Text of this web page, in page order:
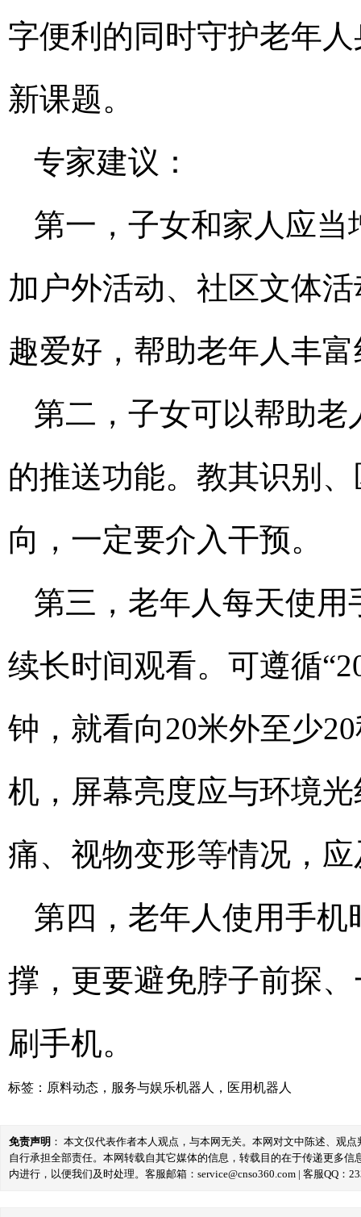
字便利的同时守护老年
新课题。
专家建议：
第一，子女和家人应
加户外活动、社区文体
趣爱好，帮助老年人丰
第二，子女可以帮助
的推送功能。教其识别
向，一定要介入干预。
第三，老年人每天使
续长时间观看。可遵循
钟，就看向20米外至少
机，屏幕亮度应与环境
痛、视物变形等情况，
第四，老年人使用手
撑，更要避免脖子前探
刷手机。
标签： 原料动态 ， 服务与娱乐机器人 ， 医用机器人
免责声明 ： 本文仅代表作者本人观点，与本网无关。本网对文中陈述、观
自行承担全部责任。本网转载自其它媒体的信息，转载目的在于传递更多
内进行，以便我们及时处理。客服邮箱：service@cnso360.com | 客服QQ：